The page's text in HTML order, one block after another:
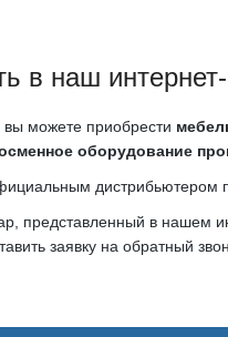
в наш
можете приобрести
оборудование
дистрибьютером
представленный в нашем
заявку на обратный